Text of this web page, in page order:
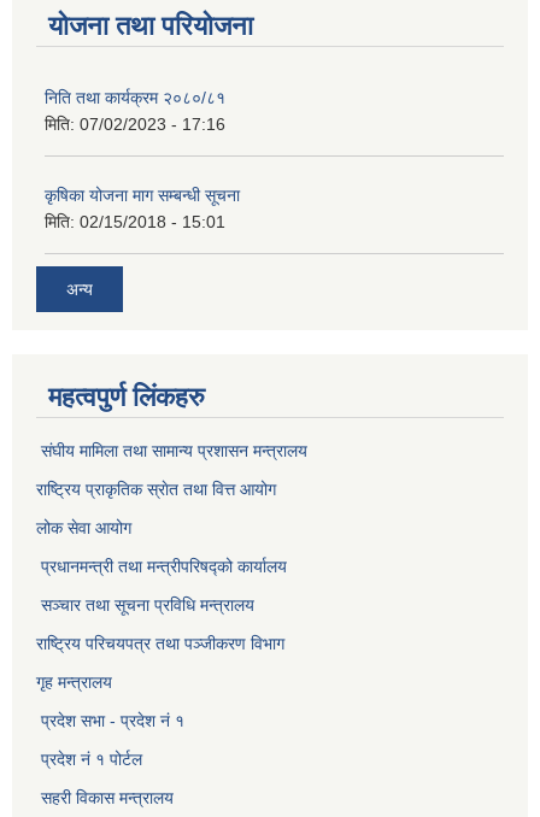
योजना तथा परियोजना
निति तथा कार्यक्रम २०८०/८१
मिति: 07/02/2023 - 17:16
कृषिका योजना माग सम्बन्धी सूचना
मिति: 02/15/2018 - 15:01
अन्य
महत्वपुर्ण लिंकहरु
संघीय मामिला तथा सामान्य प्रशासन मन्त्रालय
राष्ट्रिय प्राकृतिक स्राेत तथा वित्त आयोग
लोक सेवा आयोग
प्रधानमन्त्री तथा मन्त्रीपरिषद्को कार्यालय
सञ्‍चार तथा सूचना प्रविधि मन्त्रालय
राष्ट्रिय परिचयपत्र तथा पञ्जीकरण विभाग​
गृह मन्त्रालय
प्रदेश सभा - प्रदेश नं १
प्रदेश नं १ पोर्टल
सहरी विकास मन्त्रालय